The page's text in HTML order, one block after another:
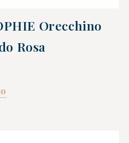
Orecchino
Rosa